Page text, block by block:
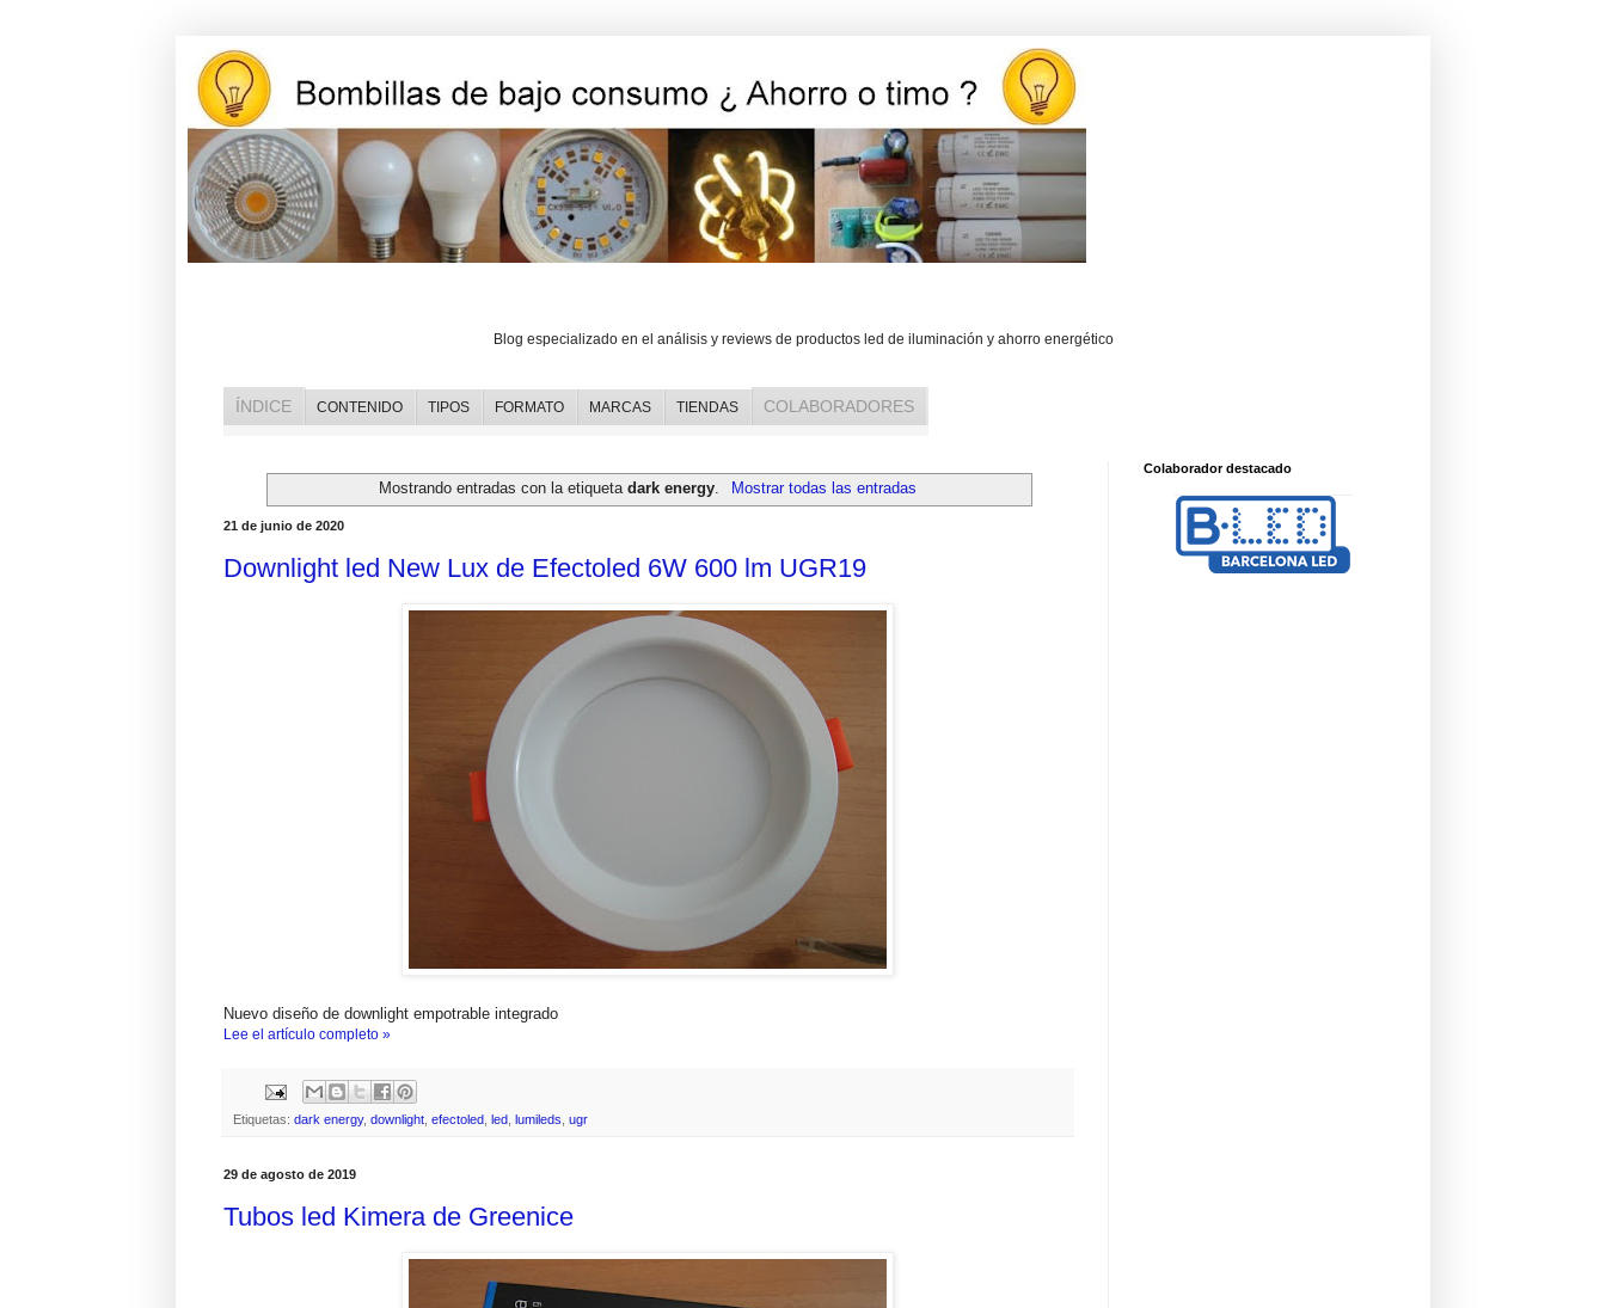
Blog especializado en el análisis y reviews de productos led de iluminación y ahorro energético
ÍNDICE CONTENIDO TIPOS FORMATO MARCAS TIENDAS COLABORADORES
Mostrando entradas con la etiquetadark energy. Mostrar todas las entradas
21 de junio de 2020
Downlight led New Lux de Efectoled 6W 600 lm UGR19
Nuevo diseño de downlight empotrable integrado
Lee el artículo completo »
Etiquetas: dark energy, downlight efectoled led lumileds ugr
29 de agosto de 2019
Tubos led Kimera de Greenice
Colaborador destacado